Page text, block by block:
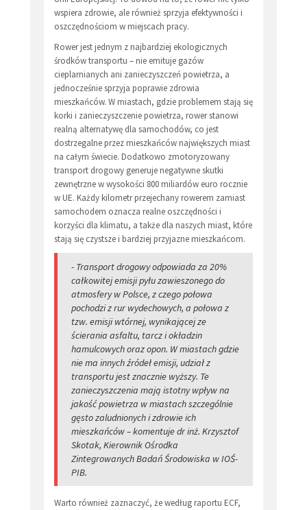
wspiera zdrowie, ale również sprzyja efektywności i
oszczędnościom w miejscach pracy.
Rower jest jednym z najbardziej ekologicznych
środków transportu – nie emituje gazów
cieplarnianych ani zanieczyszczeń powietrza, a
jednocześnie sprzyja poprawie zdrowia
mieszkańców. W miastach, gdzie problemem stają się
korki i zanieczyszczenie powietrza, rower stanowi
realną alternatywę dla samochodów, co jest
dostrzegalne przez mieszkańców największych miast
na całym świecie. Dodatkowo zmotoryzowany
transport drogowy generuje negatywne skutki
zewnętrzne w wysokości 800 miliardów euro rocznie
w UE. Każdy kilometr przejechany rowerem zamiast
samochodem oznacza realne oszczędności i
korzyści dla klimatu, a także dla naszych miast, które
stają się czystsze i bardziej przyjazne mieszkańcom.
- Transport drogowy odpowiada za 20%
całkowitej emisji pyłu zawieszonego do
atmosfery w Polsce, z czego połowa
pochodzi z rur wydechowych, a połowa z
tzw. emisji wtórnej, wynikającej ze
ścierania asfaltu, tarcz i okładzin
hamulcowych oraz opon. W miastach gdzie
nie ma innych źródeł emisji, udział z
transportu jest znacznie wyższy. Te
zanieczyszczenia mają istotny wpływ na
jakość powietrza w miastach szczególnie
gęsto zaludnionych i zdrowie ich
mieszkańców – komentuje dr inż. Krzysztof
Skotak, Kierownik Ośrodka
Zintegrowanych Badań Środowiska w IOŚ-
PIB.
Warto również zaznaczyć, że według raportu ECF,